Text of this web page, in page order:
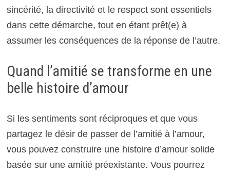
sincérité, la directivité et le respect sont essentiels
dans cette démarche, tout en étant prêt(e) à
assumer les conséquences de la réponse de l’autre.
Quand l’amitié se transforme en une
belle histoire d’amour
Si les sentiments sont réciproques et que vous
partagez le désir de passer de l’amitié à l’amour,
vous pouvez construire une histoire d’amour solide
basée sur une amitié préexistante. Vous pourrez